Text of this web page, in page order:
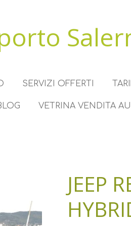
SERVIZI OFFERTI
VETRINA VENDITA
JEEP